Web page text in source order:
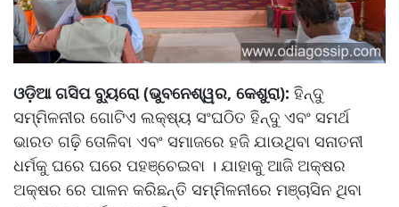
ଓଡ଼ିଆ ଗସିପ ବ୍ୟୁରୋ (ଭୁବନେଶ୍ୱର, କେଶୁରା): ହିନ୍ଦୁ
ସମ୍ମିଳନୀର ଗୋଟିଏ ଲକ୍ଷ୍ୟ ସଂଘଠିତ ହିନ୍ଦୁ ଏବଂ ସମର୍ଥ
ଭାରତ ଗଢ଼ି ତୋଳିବା ଏବଂ ସମାଜରେ ହଜି ଯାଉଥିବା ସନାତନୀ
ଧର୍ମକୁ ଘରେ ଘରେ ପହଞ୍ଚେଇବା । ଯାହାକୁ ଆଜି ଅକ୍ଷର
ଅକ୍ଷର ରେ ପାଳନ କରିଛନ୍ତି ସମ୍ମିଳନୀରେ ମଞ୍ଚାସିନ ଥିବା